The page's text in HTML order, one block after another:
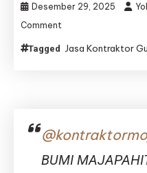
Desember 29, 2025
Comment
Kontraktor
Gudang
–
Tagged Jasa Kontraktor
BUMI